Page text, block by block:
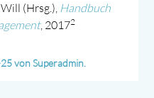
Will (Hrsg.), Handbuch
, 20172
von Superadmin.